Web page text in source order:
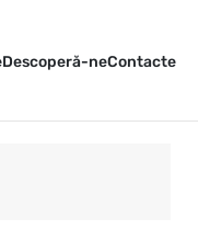
Descoperă-neContacte